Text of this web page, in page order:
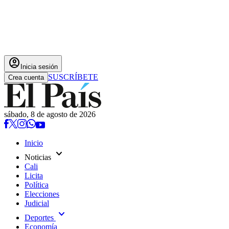
account_circle Inicia sesión
Crea cuenta SUSCRÍBETE
sábado, 8 de agosto de 2026
Inicio
Noticias expand_more
Cali
Licita
Política
Elecciones
Judicial
Deportes expand_more
Economía